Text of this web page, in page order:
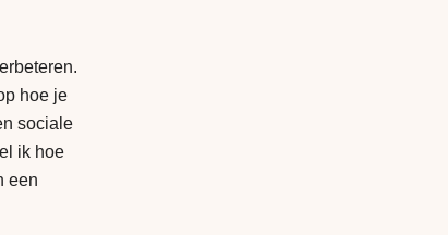
hoe je
sociale
ik hoe
een